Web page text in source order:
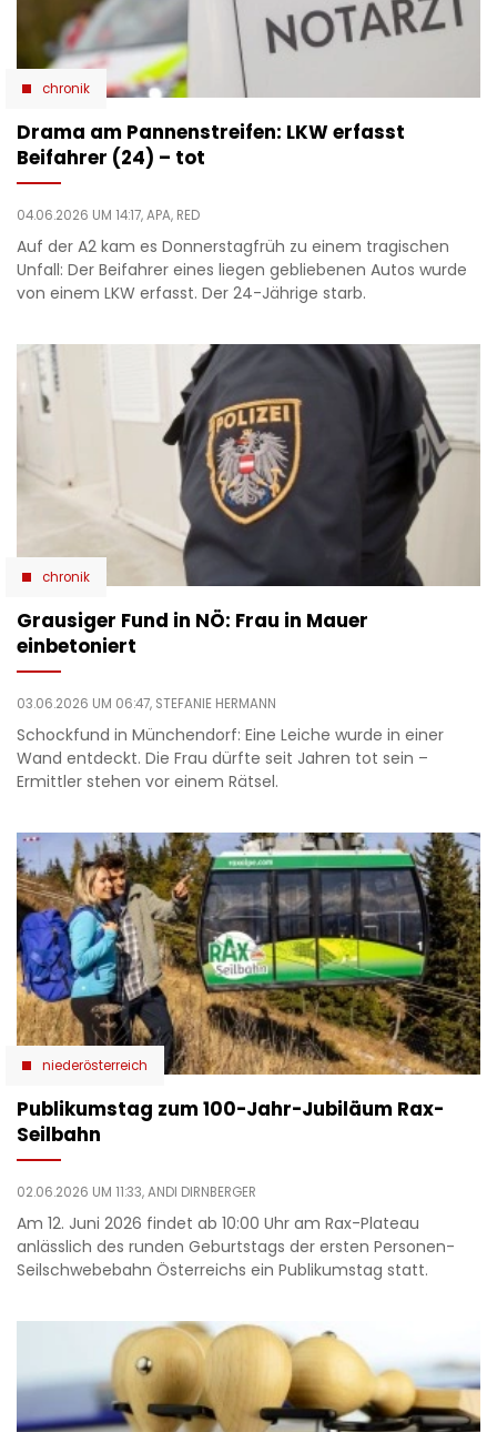
chronik
Drama am Pannenstreifen: LKW erfasst
Beifahrer (24) – tot
04.06.2026 UM 14:17,APA, RED
Auf der A2 kam es Donnerstagfrüh zu einem tragischen
Unfall: Der Beifahrer eines liegen gebliebenen Autos wurde
von einem LKW erfasst. Der 24-Jährige starb.
chronik
Grausiger Fund in NÖ: Frau in Mauer
einbetoniert
03.06.2026 UM 06:47, STEFANIE HERMANN
Schockfund in Münchendorf: Eine Leiche wurde in einer
Wand entdeckt. Die Frau dürfte seit Jahren tot sein –
Ermittler stehen vor einem Rätsel.
niederösterreich
Publikumstag zum 100-Jahr-Jubiläum Rax-
Seilbahn
02.06.2026 UM 11:33,ANDI DIRNBERGER
Am 12. Juni 2026 findet ab 10:00 Uhr am Rax-Plateau
anlässlich des runden Geburtstags der ersten Personen-
Seilschwebebahn Österreichs ein Publikumstag statt.